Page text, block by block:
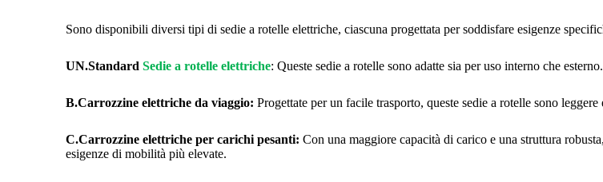
Sono disponibili diversi tipi di sedie a rotelle elettriche, ciascuna progettata per soddisfare esigenze
UN.Standard Sedie a rotelle elettriche: Queste sedie a rotelle sono adatte sia per uso interno che
B.Carrozzine elettriche da viaggio: Progettate per un facile trasporto, queste sedie a rotelle sono
C.Carrozzine elettriche per carichi pesanti: Con una maggiore capacità di carico e una struttura
esigenze di mobilità più elevate.